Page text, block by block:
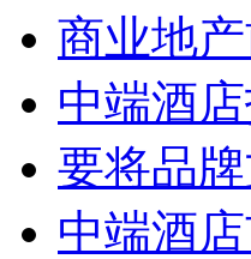
商业地
中端酒
要将品
中端酒